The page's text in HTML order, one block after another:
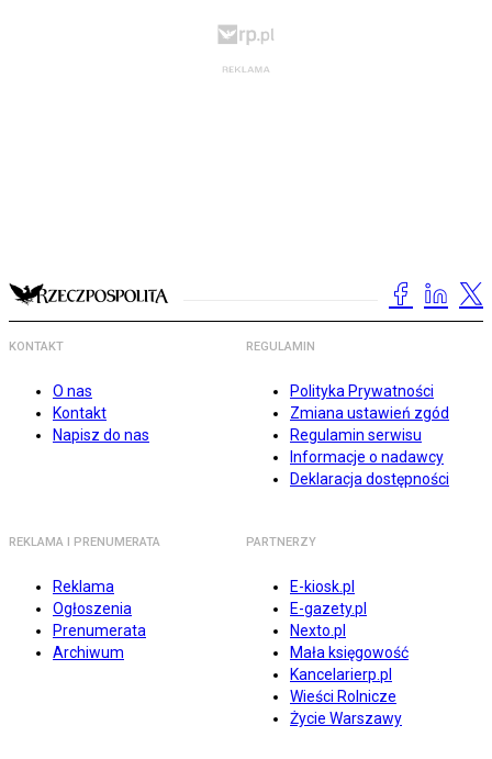
KONTAKT
O nas
Kontakt
Napisz do nas
REGULAMIN
Polityka Prywatności
Zmiana ustawień zgód
Regulamin serwisu
Informacje o nadawcy
Deklaracja dostępności
REKLAMA I PRENUMERATA
Reklama
Ogłoszenia
Prenumerata
Archiwum
PARTNERZY
E-kiosk.pl
E-gazety.pl
Nexto.pl
Mała księgowość
Kancelarierp.pl
Wieści Rolnicze
Życie Warszawy